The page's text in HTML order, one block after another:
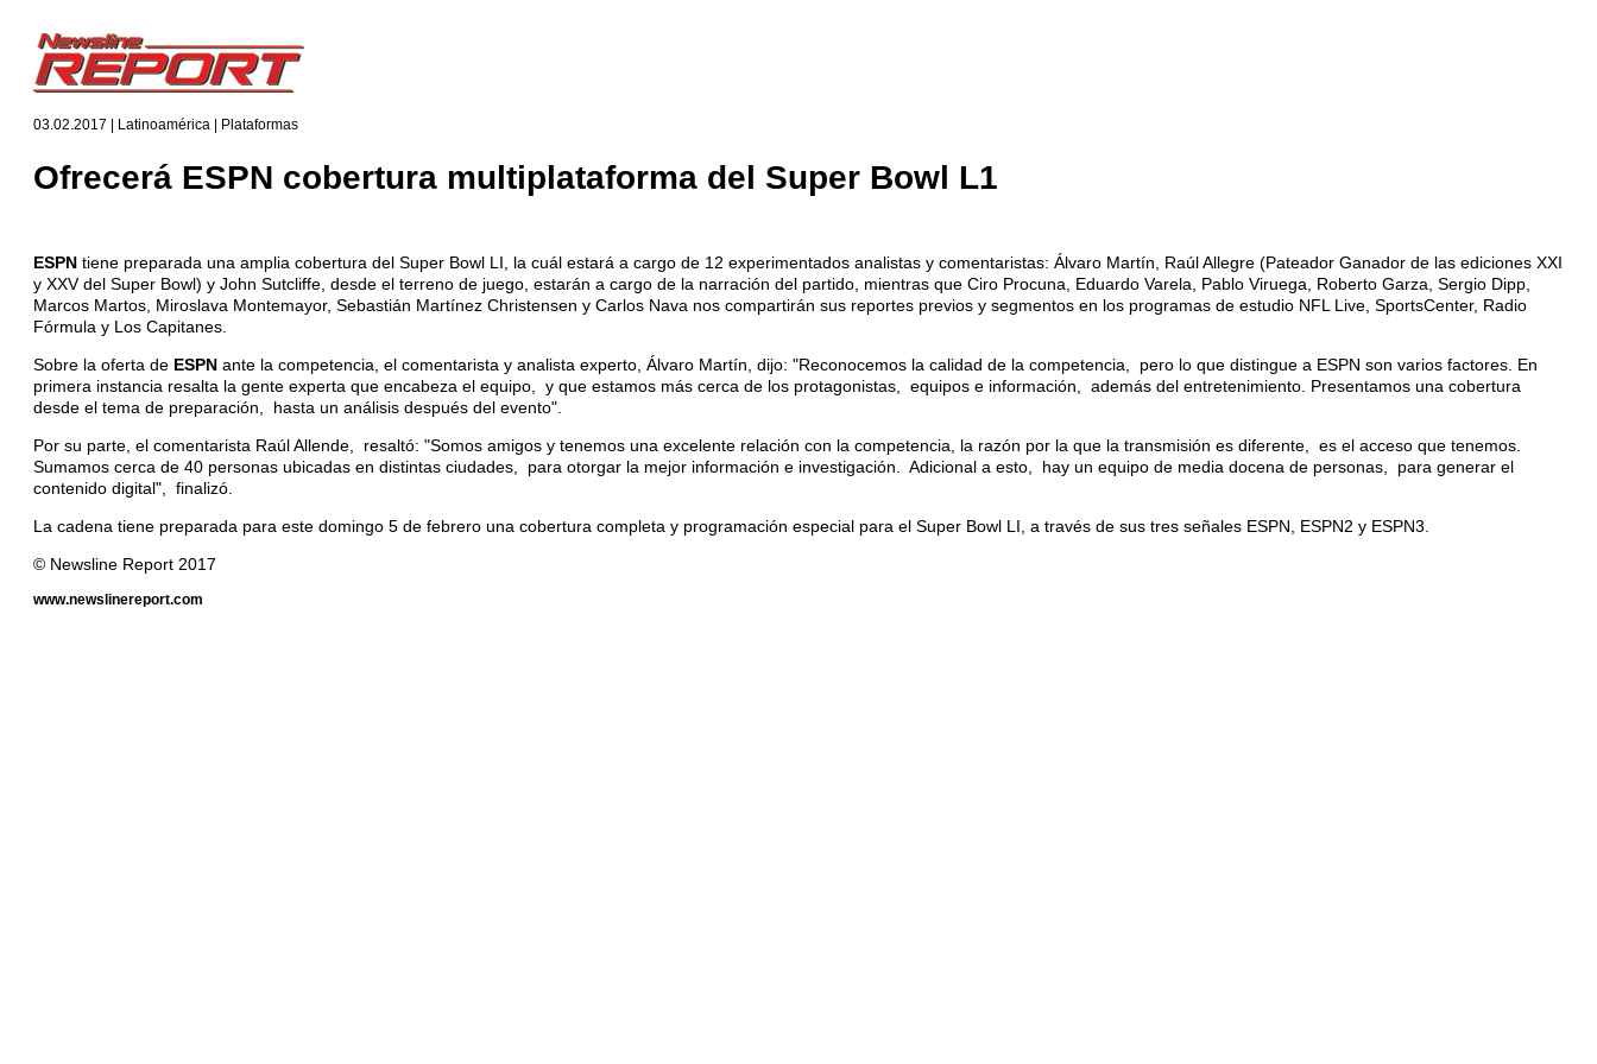
03.02.2017 | Latinoamérica | Plataformas
Ofrecerá ESPN cobertura multiplataforma del Super Bowl L1
ESPN tiene preparada una amplia cobertura del Super Bowl LI, la cuál estará a cargo de 12 experimentados analistas y comentaristas: Álvaro Martín, Raúl Allegre (Pateador Ganador de las ediciones XXI
y XXV del Super Bowl) y John Sutcliffe, desde el terreno de juego, estarán a cargo de la narración del partido, mientras que Ciro Procuna, Eduardo Varela, Pablo Viruega, Roberto Garza, Sergio Dipp,
Marcos Martos, Miroslava Montemayor, Sebastián Martínez Christensen y Carlos Nava nos compartirán sus reportes previos y segmentos en los programas de estudio NFL Live, SportsCenter, Radio
Fórmula y Los Capitanes.
Sobre la oferta de ESPN ante la competencia, el comentarista y analista experto, Álvaro Martín, dijo: "Reconocemos la calidad de la competencia, pero lo que distingue a ESPN son varios factores. En
primera instancia resalta la gente experta que encabeza el equipo, y que estamos más cerca de los protagonistas, equipos e información, además del entretenimiento. Presentamos una cobertura
desde el tema de preparación, hasta un análisis después del evento".
Por su parte, el comentarista Raúl Allende, resaltó: "Somos amigos y tenemos una excelente relación con la competencia, la razón por la que la transmisión es diferente, es el acceso que tenemos.
Sumamos cerca de 40 personas ubicadas en distintas ciudades, para otorgar la mejor información e investigación. Adicional a esto, hay un equipo de media docena de personas, para generar el
contenido digital", finalizó.
La cadena tiene preparada para este domingo 5 de febrero una cobertura completa y programación especial para el Super Bowl LI, a través de sus tres señales ESPN, ESPN2 y ESPN3.
© Newsline Report 2017
www.newslinereport.com